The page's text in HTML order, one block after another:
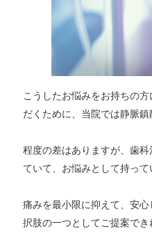
こうしたお悩みをお持ちの
だくために、当院では静脈鎮
程度の差はありますが、⻭
ていて、お悩みとして持って
痛みを最小限に抑えて、安
択肢の⼀つとしてご提案でき